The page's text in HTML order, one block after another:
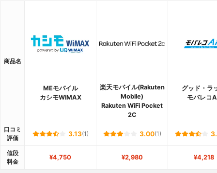
商品名
MEモバイル
カシモWiMAX
楽天モバイル(Rakuten
Mobile)
Rakuten WiFi Pocket
2C
グッド・ラ
モバレコ
口コミ
評価
3.13(1) 3.00(1)
値段
料金
¥4,750 ¥2,980 ¥4,218